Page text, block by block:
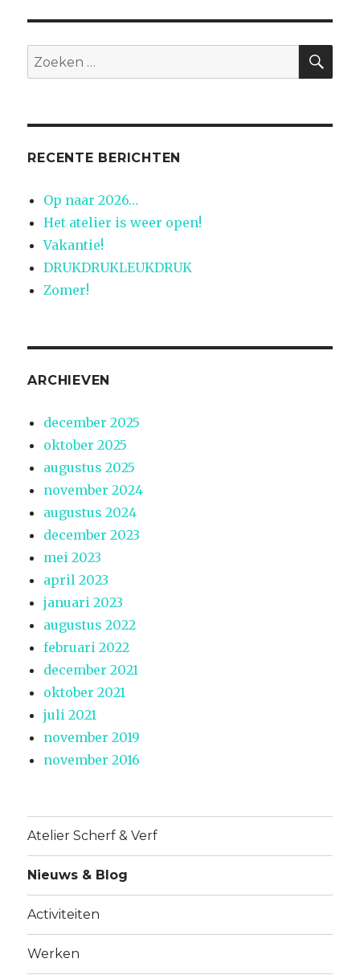
PAGI
NA
Zoeken
naar:
RECENTE BERICHTEN
Op naar 2026…
Het atelier is weer open!
Vakantie!
DRUKDRUKLEUKDRUK
Zomer!
ARCHIEVEN
december 2025
oktober 2025
augustus 2025
november 2024
augustus 2024
december 2023
mei 2023
april 2023
januari 2023
augustus 2022
februari 2022
december 2021
oktober 2021
juli 2021
november 2019
november 2016
Atelier Scherf & Verf
Nieuws & Blog
Activiteiten
Werken